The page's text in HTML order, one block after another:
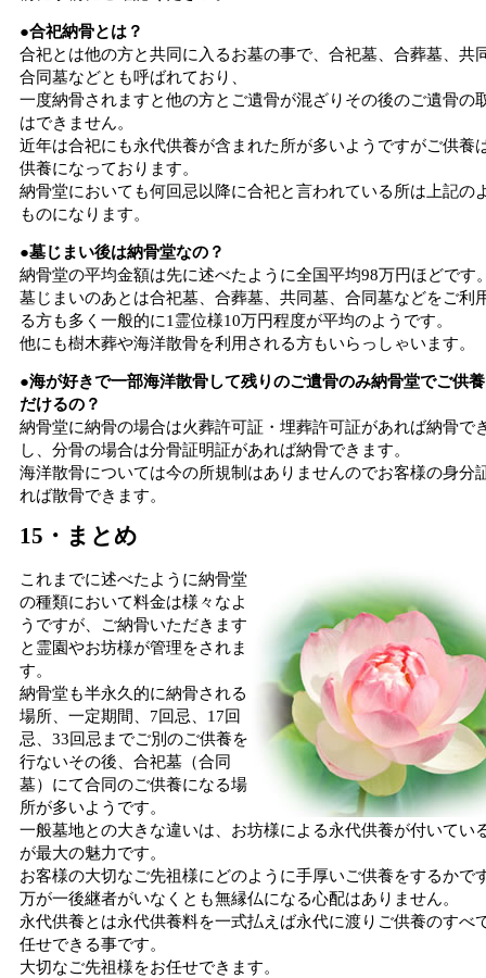
●合祀納骨とは？
合祀とは他の方と共同に入るお墓の事で、合祀墓、合葬墓、共
合同墓などとも呼ばれており、
一度納骨されますと他の方とご遺骨が混ざりその後のご遺骨の
はできません。
近年は合祀にも永代供養が含まれた所が多いようですがご供養
供養になっております。
納骨堂においても何回忌以降に合祀と言われている所は上記の
ものになります。
●墓じまい後は納骨堂なの？
納骨堂の平均金額は先に述べたように全国平均98万円ほどです
墓じまいのあとは合祀墓、合葬墓、共同墓、合同墓などをご利
る方も多く一般的に1霊位様10万円程度が平均のようです。
他にも樹木葬や海洋散骨を利用される方もいらっしゃいます。
●海が好きで一部海洋散骨して残りのご遺骨のみ納骨堂でご供
だけるの？
納骨堂に納骨の場合は火葬許可証・埋葬許可証があれば納骨で
し、分骨の場合は分骨証明証があれば納骨できます。
海洋散骨については今の所規制はありませんのでお客様の身分
れば散骨できます。
15・まとめ
これまでに述べたように納骨堂
の種類において料金は様々なよ
うですが、ご納骨いただきます
と霊園やお坊様が管理をされま
す。
納骨堂も半永久的に納骨される
場所、一定期間、7回忌、17回
忌、33回忌までご別のご供養を
行ないその後、合祀墓（合同
墓）にて合同のご供養になる場
所が多いようです。
一般墓地との大きな違いは、お坊様による永代供養が付いてい
が最大の魅力です。
お客様の大切なご先祖様にどのように手厚いご供養をするかで
万が一後継者がいなくとも無縁仏になる心配はありません。
永代供養とは永代供養料を一式払えば永代に渡りご供養のすべ
任せできる事です。
大切なご先祖様をお任せできます。